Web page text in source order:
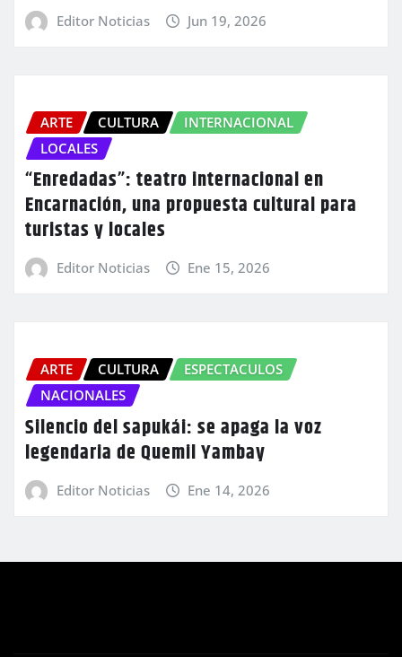
Editor Noticias Jun 19, 2026
ARTE CULTURA
INTERNACIONAL
LOCALES
“Enredadas”: teatro internacional en
Encarnación, una propuesta cultural para
turistas y locales
Editor Noticias Ene 15, 2026
ARTE CULTURA
ESPECTACULOS
NACIONALES
Silencio del sapukái: se apaga la voz
legendaria de Quemil Yambay
Editor Noticias Ene 14, 2026